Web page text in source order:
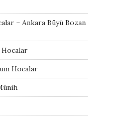
– Ankara Büyü Bozan
Hocalar
Hocalar